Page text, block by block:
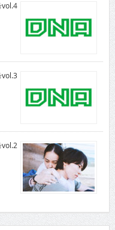
vol.4